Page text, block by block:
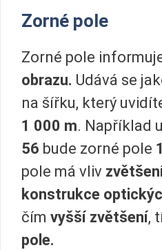
Zorné pole
Zorné pole
obrazu. Udává se
na šířku, který
1 000 m. Například
56 bude zorné pole
pole má vliv
konstrukce
čím vyšší zvětšení,
pole.